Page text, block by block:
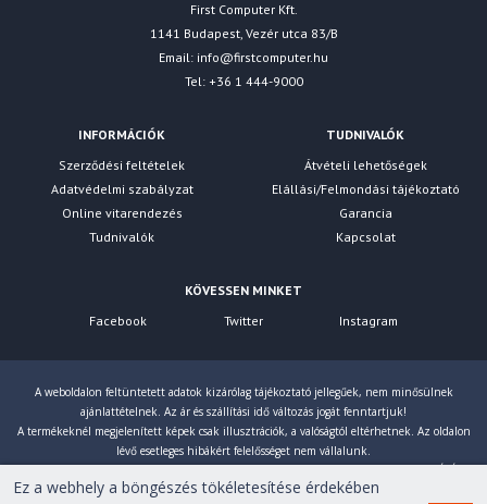
First Computer Kft.
1141 Budapest, Vezér utca 83/B
Email: info@firstcomputer.hu
Tel: +36 1 444-9000
INFORMÁCIÓK
Szerződési feltételek
Adatvédelmi szabályzat
Online vitarendezés
Tudnivalók
TUDNIVALÓK
Átvételi lehetőségek
Elállási/Felmondási tájékoztató
Garancia
Kapcsolat
KÖVESSEN MINKET
Facebook
Twitter Instagram
A weboldalon feltüntetett adatok kizárólag tájékoztató jellegűek, nem minősülnek
ajánlattételnek. Az ár és szállítási idő változás jogát fenntartjuk!
A termékeknél megjelenített képek csak illusztrációk, a valóságtól eltérhetnek. Az oldalon
lévő esetleges hibákért felelősséget nem vállalunk.
számoljuk!
Ez a webhely a böngészés tökéletesítése érdekében